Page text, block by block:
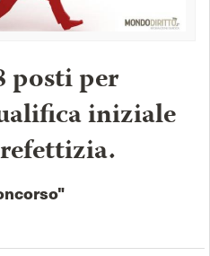
posti per
iniziale